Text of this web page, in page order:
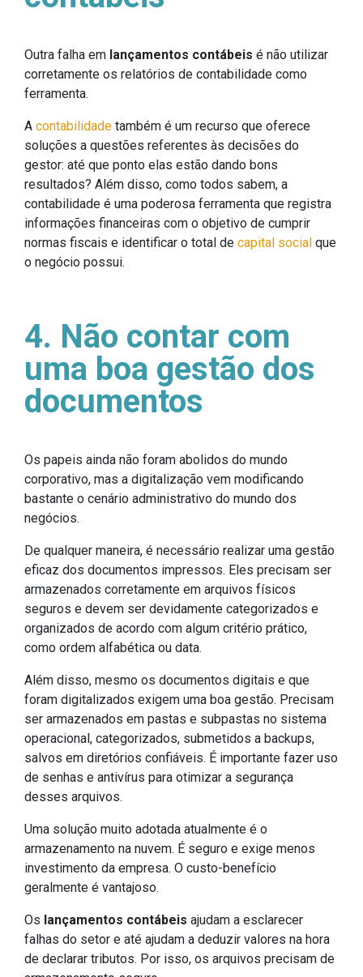
Outra falha em lançamentos contábeis é não utilizar
corretamente os relatórios de contabilidade como
ferramenta.
A contabilidade também é um recurso que oferece
soluções a questões referentes às decisões do
gestor: até que ponto elas estão dando bons
resultados? Além disso, como todos sabem, a
contabilidade é uma poderosa ferramenta que registra
informações financeiras com o objetivo de cumprir
normas fiscais e identificar o total de capital social que
o negócio possui.
4. Não contar com
uma boa gestão dos
documentos
Os papeis ainda não foram abolidos do mundo
corporativo, mas a digitalização vem modificando
bastante o cenário administrativo do mundo dos
negócios.
De qualquer maneira, é necessário realizar uma gestão
eficaz dos documentos impressos. Eles precisam ser
armazenados corretamente em arquivos físicos
seguros e devem ser devidamente categorizados e
organizados de acordo com algum critério prático,
como ordem alfabética ou data.
Além disso, mesmo os documentos digitais e que
foram digitalizados exigem uma boa gestão. Precisam
ser armazenados em pastas e subpastas no sistema
operacional, categorizados, submetidos a backups,
salvos em diretórios confiáveis. É importante fazer uso
de senhas e antivírus para otimizar a segurança
desses arquivos.
Uma solução muito adotada atualmente é o
armazenamento na nuvem. É seguro e exige menos
investimento da empresa. O custo-benefício
geralmente é vantajoso.
Os lançamentos contábeis ajudam a esclarecer
falhas do setor e até ajudam a deduzir valores na hora
de declarar tributos. Por isso, os arquivos precisam de